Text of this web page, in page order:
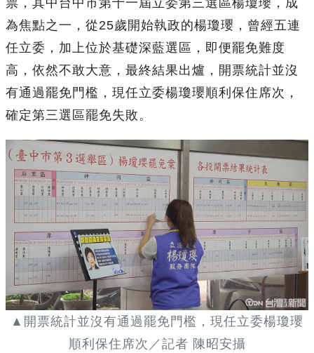
票，其中台中市第十一屆立委第三選區楊瓊瓔，成
為焦點之一，從25歲開始執政的楊瓊瓔，曾經五連
任立委，加上位於基礎深藍選區，即便罷免難度
高，依然不敢大意，最終結果出爐，開票統計並沒
有通過罷免門檻，現任立委楊瓊瓔順利保住席次，
確定第三選區罷免失敗。
▲開票統計並沒有通過罷免門檻，現任立委楊瓊瓔
順利保住席次／記者 陳昭安攝